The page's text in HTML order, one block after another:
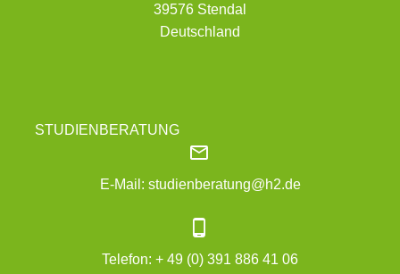
39576 Stendal
Deutschland
STUDIENBERATUNG


E-Mail: studienberatung@h2.de


Telefon: + 49 (0) 391 886 41 06